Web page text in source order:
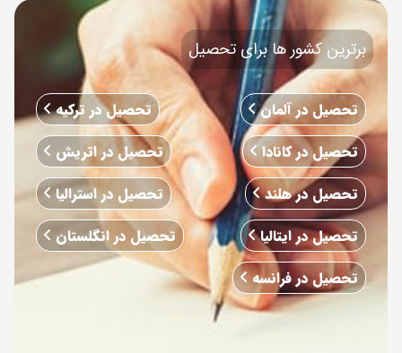
برترین کشور ها برای تحصیل
تحصیل در آلمان
تحصیل در ترکیه
تحصیل در کانادا
تحصیل در اتریش
تحصیل در هلند
تحصیل در استرالیا
تحصیل در ایتالیا
تحصیل در انگلستان
تحصیل در فرانسه